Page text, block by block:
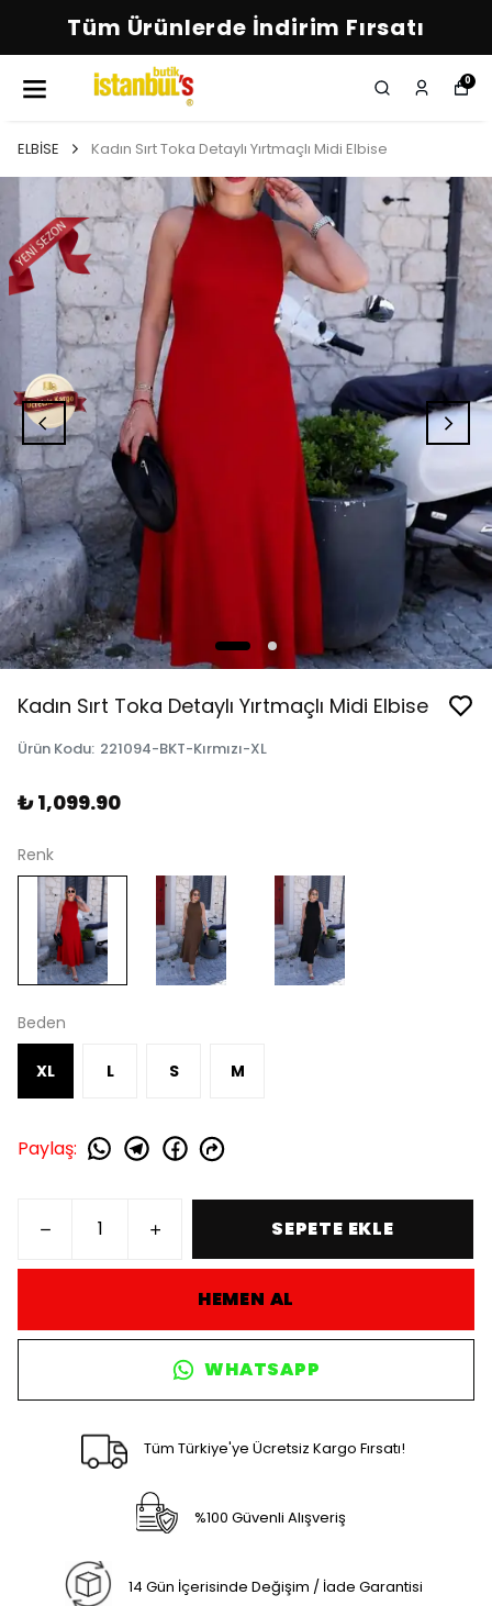
Tüm Ürünlerde İndirim Fırsatı
0
ELBİSE Kadın Sırt Toka Detaylı Yırtmaçlı Midi Elbise
Kadın Sırt Toka Detaylı Yırtmaçlı Midi Elbise
Ürün Kodu: 221094-BKT-Kırmızı-XL
₺ 1,099.90
Renk
Beden
XL L S M
Paylaş:
SEPETE EKLE
HEMEN AL
WHATSAPP
Tüm Türkiye'ye Ücretsiz Kargo Fırsatı!
%100 Güvenli Alışveriş
14 Gün İçerisinde Değişim / İade Garantisi